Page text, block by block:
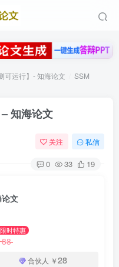
可运行】- 知海论文
SSM
知海论文
关注 私信
0 33 19
文
限时特惠
合伙人 ￥28